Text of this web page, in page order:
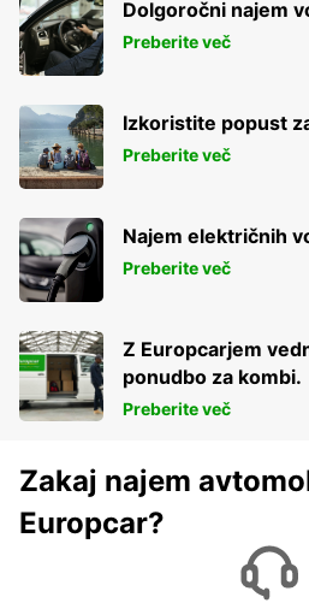
Dolgoročni najem
Preberite več
Izkoristite popust
Preberite več
Najem električnih
Preberite več
Z Europcarjem
ponudbo za kombi.
Preberite več
Zakaj najem
Europcar?